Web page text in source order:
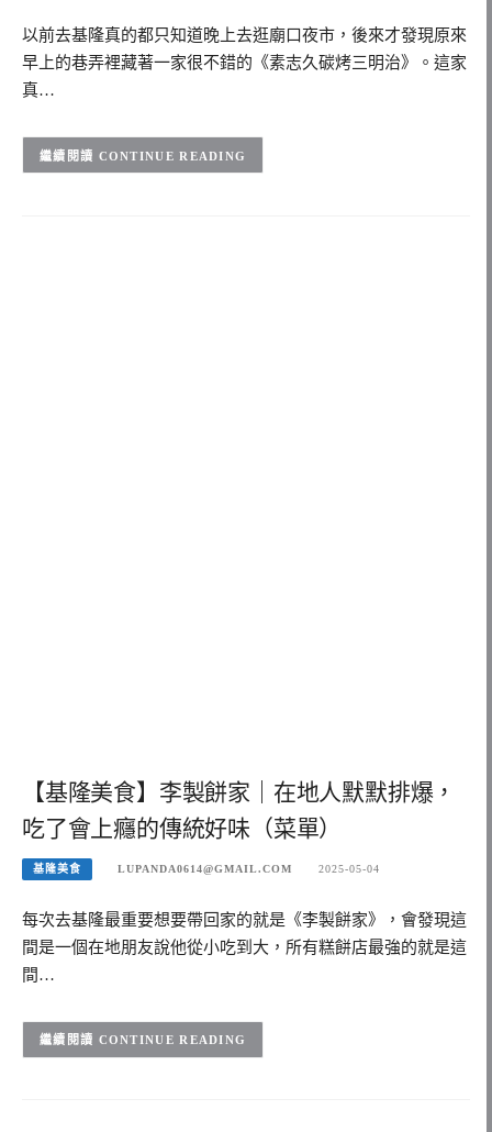
以前去基隆真的都只知道晚上去逛廟口夜市，後來才發現原來
早上的巷弄裡藏著一家很不錯的《素志久碳烤三明治》。這家
真…
CONTINUE READING
【基隆美食】李製餅家｜在地人默默排爆，
吃了會上癮的傳統好味（菜單）
基隆美食 LUPANDA0614@GMAIL.COM 2025-05-04
每次去基隆最重要想要帶回家的就是《李製餅家》，會發現這
間是一個在地朋友說他從小吃到大，所有糕餅店最強的就是這
間…
CONTINUE READING